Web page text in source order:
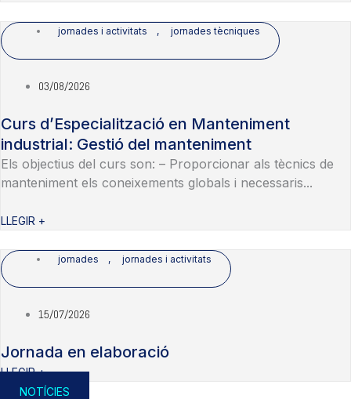
jornades i activitats , jornades tècniques
03/08/2026
Curs d’Especialització en Manteniment
industrial: Gestió del manteniment
Els objectius del curs son: – Proporcionar als tècnics de
manteniment els coneixements globals i necessaris...
LLEGIR +
jornades , jornades i activitats
15/07/2026
Jornada en elaboració
LLEGIR +
NOTÍCIES